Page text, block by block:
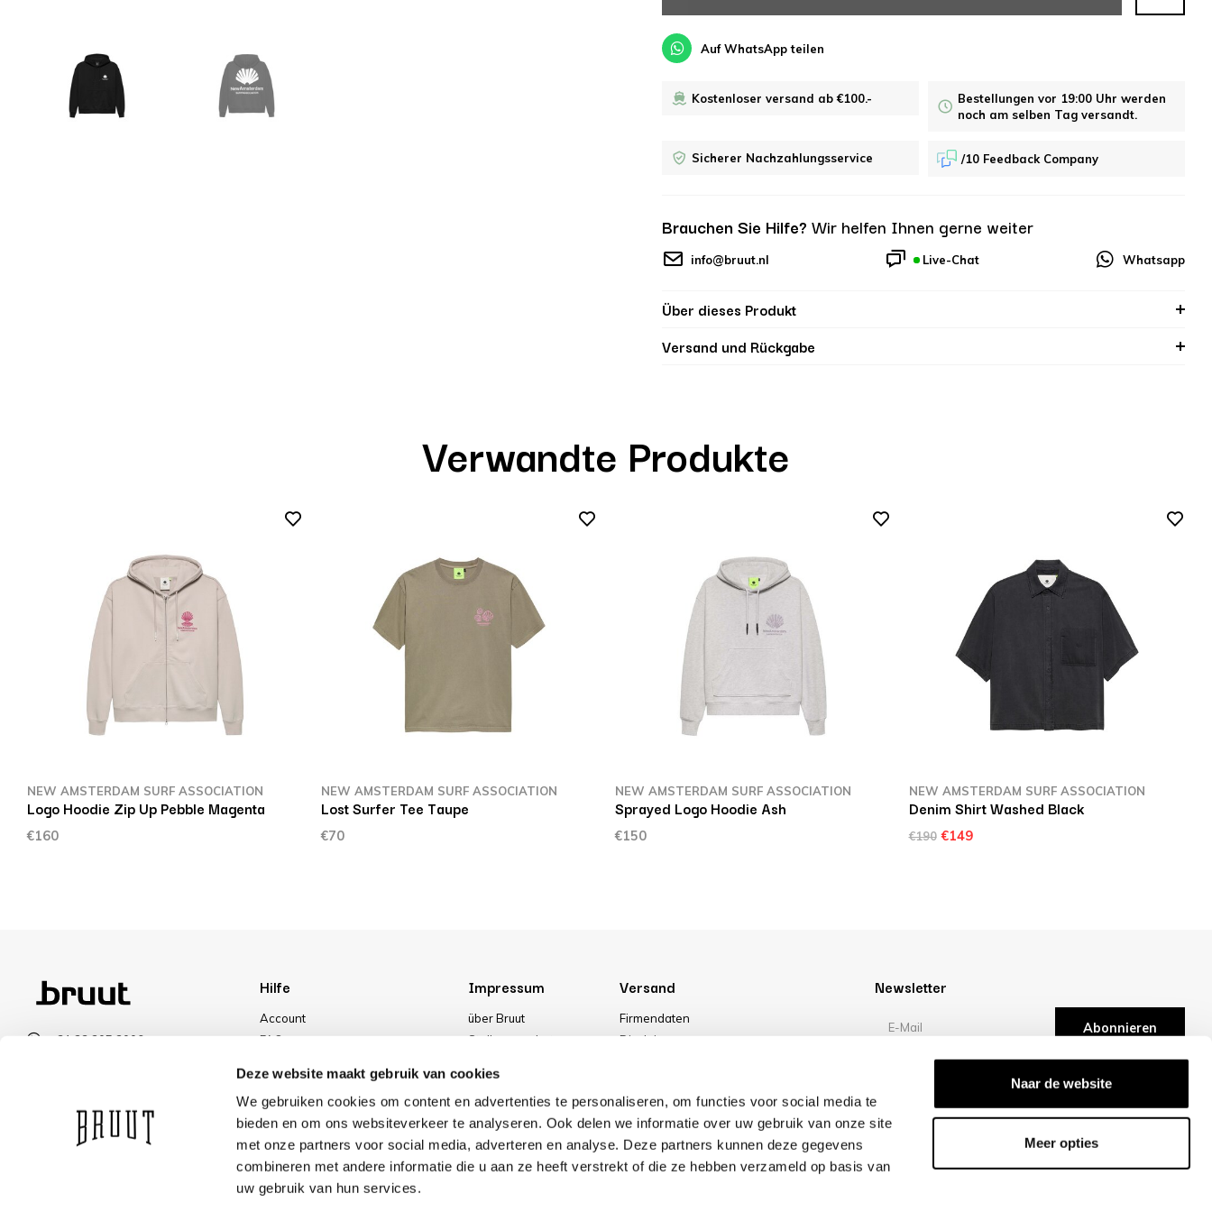
Deze website maakt gebruik van cookies
We gebruiken cookies om content en advertenties te personaliseren, om functies voor social media te
bieden en om ons websiteverkeer te analyseren. Ook delen we informatie over uw gebruik van onze site
met onze partners voor social media, adverteren en analyse. Deze partners kunnen deze gegevens
combineren met andere informatie die u aan ze heeft verstrekt of die ze hebben verzameld op basis van
uw gebruik van hun services.
Naar de website
Meer opties
Auf WhatsApp teilen
Kostenloser versand ab €100.-
Bestellungen vor 19:00 Uhr werden
noch am selben Tag versandt.
Sicherer Nachzahlungsservice /10 Feedback Company
Brauchen Sie Hilfe? Wir helfen Ihnen gerne weiter
info@bruut.nl Live-Chat Whatsapp
Über dieses Produkt
Versand und Rückgabe
Verwandte Produkte
NEW AMSTERDAM SURF ASSOCIATION
Logo Hoodie Zip Up Pebble Magenta
€160
NEW AMSTERDAM SURF ASSOCIATION
Lost Surfer Tee Taupe
€70
NEW AMSTERDAM SURF ASSOCIATION
Sprayed Logo Hoodie Ash
€150
NEW AMSTERDAM SURF ASSOCIATION
Denim Shirt Washed Black
€190 €149
+31 23 205 2006
ÖFFNUNGSZEITEN ANZEIGEN
Hilfe
Account
FAQ
Zahlungsarten
Versand
Rabatt
Impressum
über Bruut
Stellenangebote
Unser geschäft
Versand
Firmendaten
Disclaimer
Cookies
Newsletter
Abonnieren
/10 -